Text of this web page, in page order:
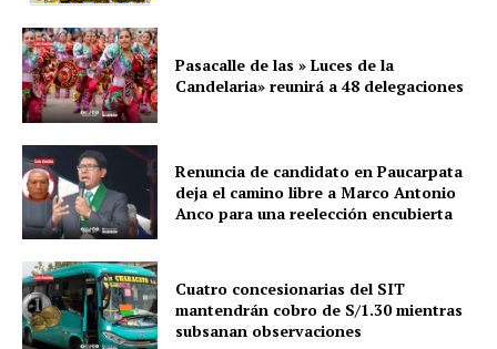
Pasacalle de las » Luces de la
Candelaria» reunirá a 48 delegaciones
Renuncia de candidato en Paucarpata
deja el camino libre a Marco Antonio
Anco para una reelección encubierta
Cuatro concesionarias del SIT
mantendrán cobro de S/1.30 mientras
subsanan observaciones